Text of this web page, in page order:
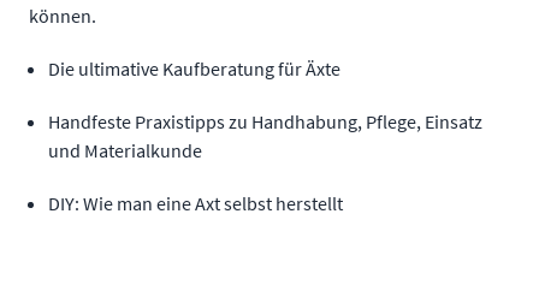
können.
Die ultimative Kaufberatung für Äxte
Handfeste Praxistipps zu Handhabung, Pflege, Einsatz
und Materialkunde
DIY: Wie man eine Axt selbst herstellt